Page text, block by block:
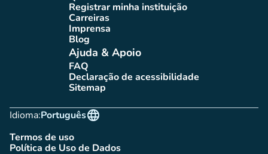
Registrar minha instituição
(novo separador)
Carreiras(novo separador)
Imprensa(novo separador)
Blog(novo separador)
Ajuda & Apoio
FAQ(novo separador)
Declaração de acessibilidade
(novo separador)
Sitemap(novo separador)
Idioma:
language
Português
Termos de uso(novo separador)
Política de Uso de Dados